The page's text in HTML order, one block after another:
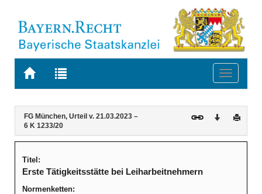
Zur
BAYERN.RECHT
Zur
letzten
Suche
Toggle
Navigation
Inhalt
FG München, Urteil v. 21.03.2023 –
6 K 1233/20
Download
Titel:
Erste Tätigkeitsstätte bei Leiharbeitnehmern
Normenketten: